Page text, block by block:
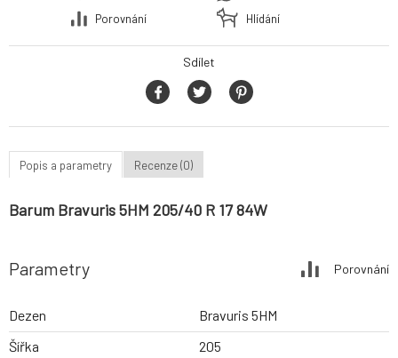
Porovnání
Hlídání
Sdílet
Popis a parametry Recenze (0)
Barum Bravuris 5HM 205/40 R 17 84W
Parametry Porovnání
Dezen
Bravuris 5HM
Šířka
205